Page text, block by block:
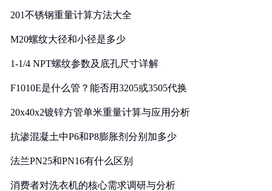
201不锈钢重量计算方法大全
M20螺纹大径和小径是多少
1-1/4 NPT螺纹参数及底孔尺寸详解
F1010E是什么管？能否用3205或3505代换
20x40x2镀锌方管单米重量计算与应用分析
抗渗混凝土中P6和P8膨胀剂分别加多少
法兰PN25和PN16有什么区别
消费者对洗衣机的核心需求调研与分析